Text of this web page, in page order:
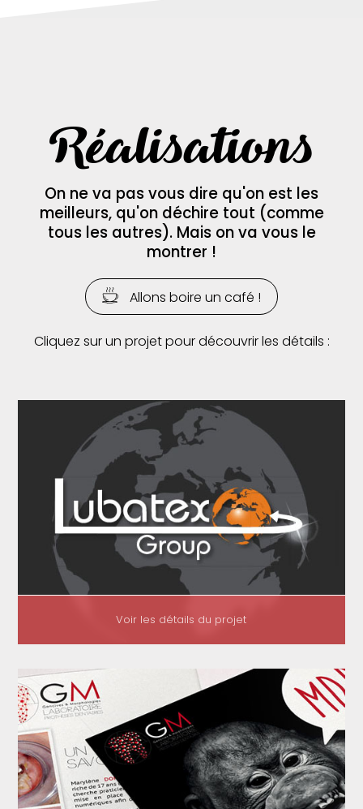
Réalisations
On ne va pas vous dire qu'on est les
meilleurs, qu'on déchire tout (comme
tous les autres). Mais on va vous le
montrer !
Allons boire un café !
Cliquez sur un projet pour découvrir les détails :
Voir les détails du projet